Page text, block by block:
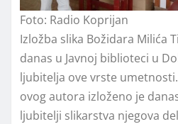
Foto: Radio Koprijan
Izložba slika Božidara Milića
danas u Javnoj biblioteci u
ljubitelja ove vrste
ovog autora izloženo je
ljubitelji slikarstva njegova